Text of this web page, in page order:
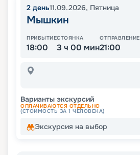
2 день11.09.2026, Пятница
Мышкин
ПРИБЫТИЕ
18:00
СТОЯНКА
3 ч 00 мин
ОТПРАВЛЕНИЕ
21:00
Варианты экскурсий
ОПЛАЧИВАЮТСЯ ОТДЕЛЬНО
(СТОИМОСТЬ ЗА 1 ЧЕЛОВЕКА)
Экскурсия на выбор